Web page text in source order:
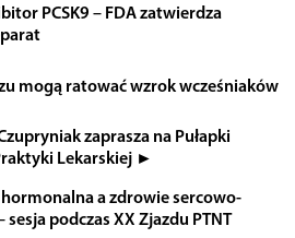
PCSK9 – FDA zatwierdza
mogą ratować wzrok wcześniaków
zaprasza na Pułapki
Lekarskiej ►
a zdrowie sercowo-
podczas XX Zjazdu PTNT